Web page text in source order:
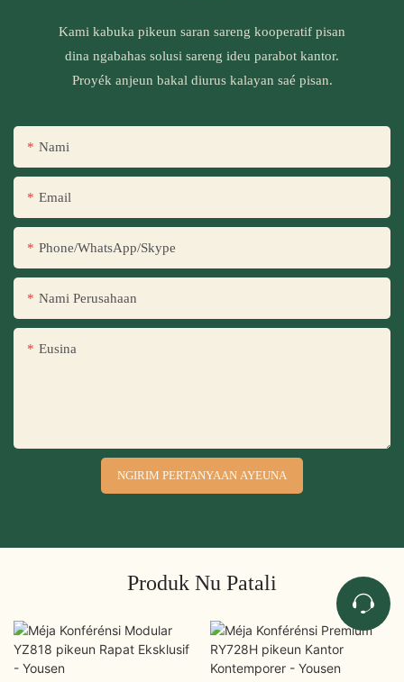
Kami kabuka pikeun saran sareng kooperatif pisan
dina ngabahas solusi sareng ideu parabot kantor.
Proyék anjeun bakal diurus kalayan saé pisan.
Nami
Email
Phone/WhatsApp/Skype
Nami Perusahaan
Eusina
NGIRIM PERTANYAAN AYEUNA
Produk Nu Patali